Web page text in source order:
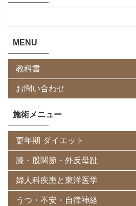
MENU
教科書
お問い合わせ
施術メニュー
更年期 ダイエット
膝・股関節・外反母趾
婦人科疾患と東洋医学
うつ・不安・自律神経